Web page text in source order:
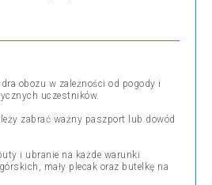
obozu w zależności od pogody i
uczestników.
zabrać ważny paszport lub dowód
i ubranie na każde warunki
mały plecak oraz butelkę na